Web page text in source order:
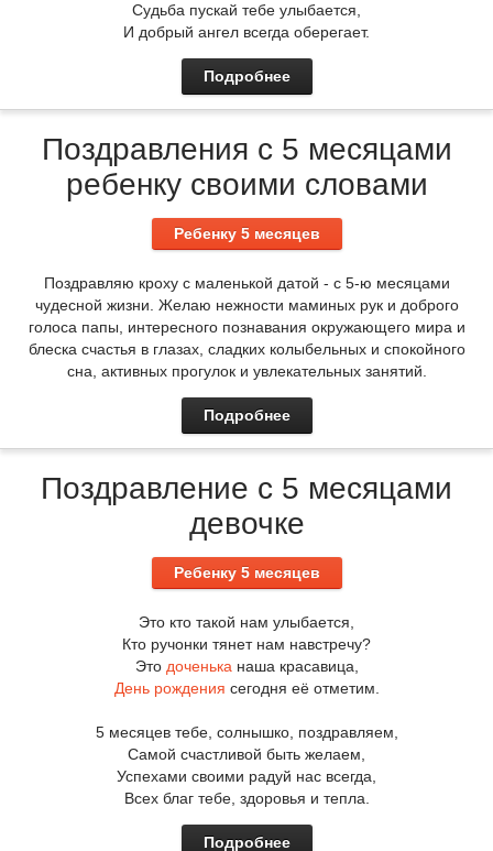
Судьба пускай тебе улыбается,
И добрый ангел всегда оберегает.
Подробнее
Поздравления с 5 месяцами
ребенку своими словами
Ребенку 5 месяцев
Поздравляю кроху с маленькой датой - с 5-ю месяцами
чудесной жизни. Желаю нежности маминых рук и доброго
голоса папы, интересного познавания окружающего мира и
блеска счастья в глазах, сладких колыбельных и спокойного
сна, активных прогулок и увлекательных занятий.
Подробнее
Поздравление с 5 месяцами
девочке
Ребенку 5 месяцев
Это кто такой нам улыбается,
Кто ручонки тянет нам навстречу?
Это доченька наша красавица,
День рождения сегодня её отметим.
5 месяцев тебе, солнышко, поздравляем,
Самой счастливой быть желаем,
Успехами своими радуй нас всегда,
Всех благ тебе, здоровья и тепла.
Подробнее